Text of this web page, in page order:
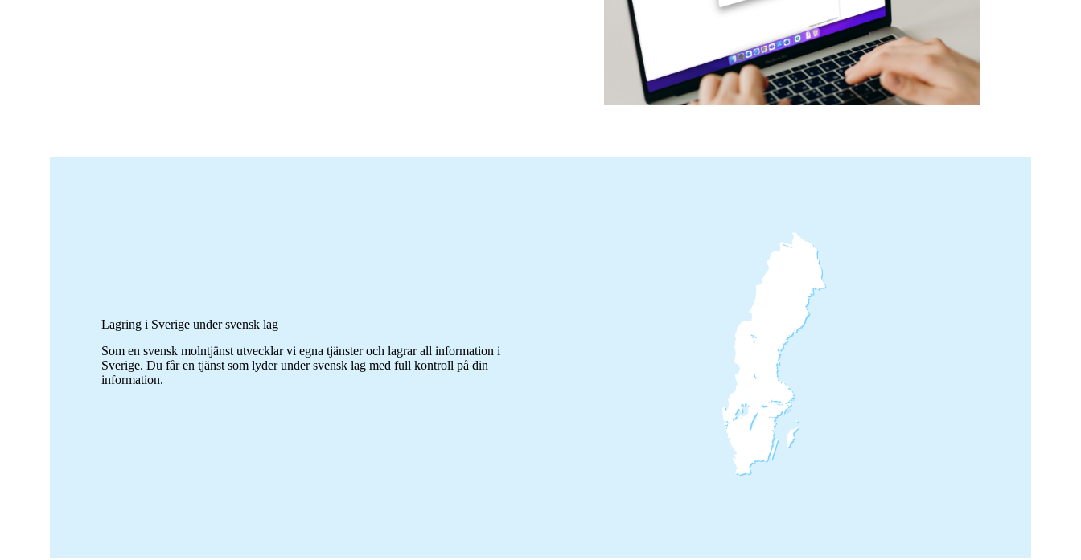
Lagring i Sverige under svensk lag
Som en svensk molntjänst utvecklar vi egna tjänster och lagrar all information i
Sverige. Du får en tjänst som lyder under svensk lag med full kontroll på din
information.